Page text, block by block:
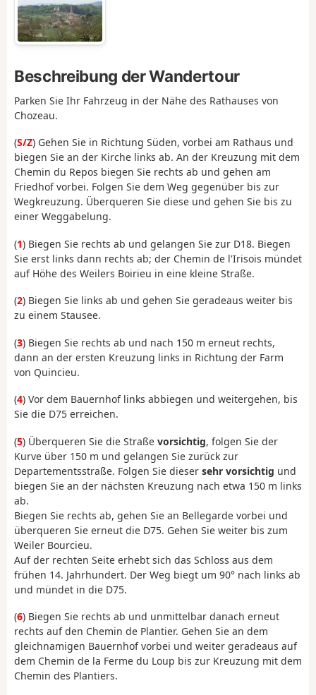
Beschreibung der Wandertour
Parken Sie Ihr Fahrzeug in der Nähe des Rathauses von
Chozeau.
(S/Z) Gehen Sie in Richtung Süden, vorbei am Rathaus und
biegen Sie an der Kirche links ab. An der Kreuzung mit dem
Chemin du Repos biegen Sie rechts ab und gehen am
Friedhof vorbei. Folgen Sie dem Weg gegenüber bis zur
Wegkreuzung. Überqueren Sie diese und gehen Sie bis zu
einer Weggabelung.
(1) Biegen Sie rechts ab und gelangen Sie zur D18. Biegen
Sie erst links dann rechts ab; der Chemin de l'Irisois mündet
auf Höhe des Weilers Boirieu in eine kleine Straße.
(2) Biegen Sie links ab und gehen Sie geradeaus weiter bis
zu einem Stausee.
(3) Biegen Sie rechts ab und nach 150 m erneut rechts,
dann an der ersten Kreuzung links in Richtung der Farm
von Quincieu.
(4) Vor dem Bauernhof links abbiegen und weitergehen, bis
Sie die D75 erreichen.
(5) Überqueren Sie die Straße vorsichtig, folgen Sie der
Kurve über 150 m und gelangen Sie zurück zur
Departementsstraße. Folgen Sie dieser sehr vorsichtig und
biegen Sie an der nächsten Kreuzung nach etwa 150 m links
ab.
Biegen Sie rechts ab, gehen Sie an Bellegarde vorbei und
überqueren Sie erneut die D75. Gehen Sie weiter bis zum
Weiler Bourcieu.
Auf der rechten Seite erhebt sich das Schloss aus dem
frühen 14. Jahrhundert. Der Weg biegt um 90° nach links ab
und mündet in die D75.
(6) Biegen Sie rechts ab und unmittelbar danach erneut
rechts auf den Chemin de Plantier. Gehen Sie an dem
gleichnamigen Bauernhof vorbei und weiter geradeaus auf
dem Chemin de la Ferme du Loup bis zur Kreuzung mit dem
Chemin des Plantiers.